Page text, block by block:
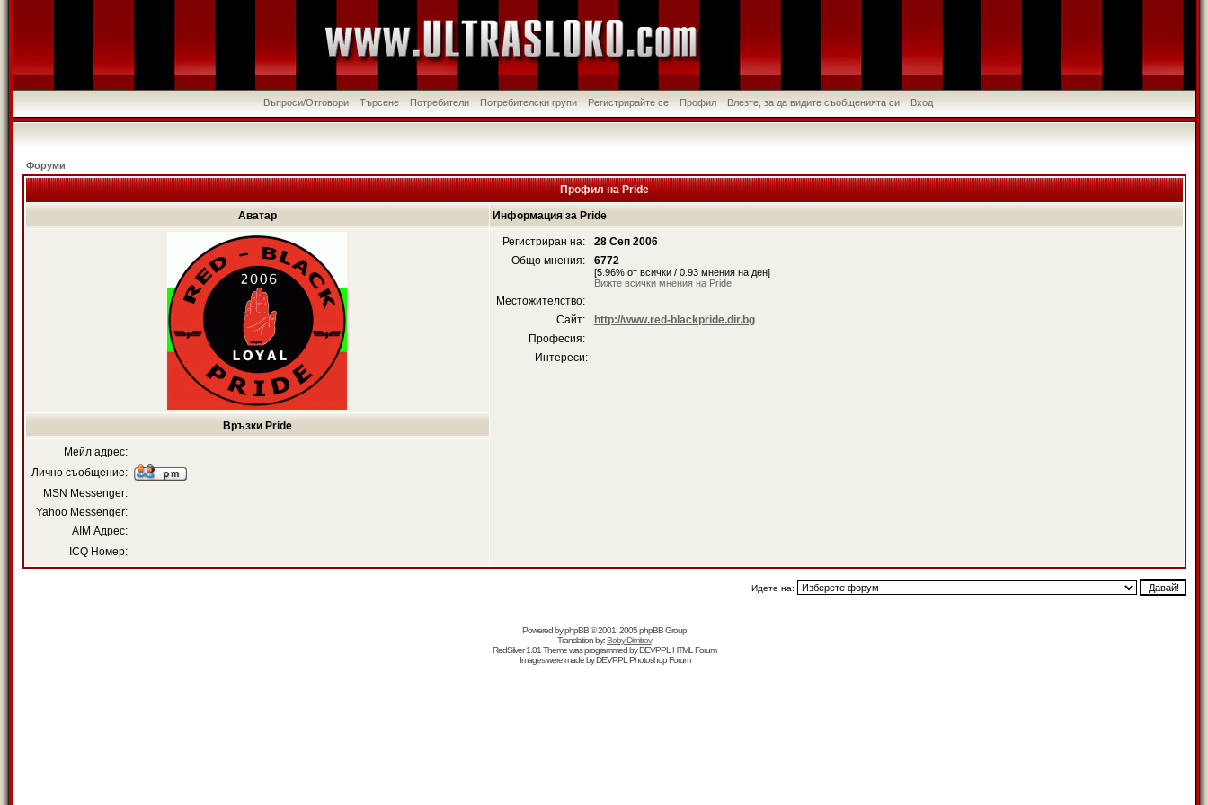
Въпроси/Отговори Търсене Потребители Потребителски групи Регистрирайте се Профил Влезте, за да видите съобщенията си Вход
Форуми
Профил на Pride
Аватар Информация за Pride
Регистриран на:
28 Сеп 2006
Общо мнения:
6772
[5.96% от всички / 0.93 мнения на ден]
Вижте всички мнения на Pride
Местожителство:
Сайт:
http://www.red-blackpride.dir.bg
Професия:
Интереси:
Връзки Pride
Мейл адрес:
Лично съобщение:
MSN Messenger:
Yahoo Messenger:
AIM Адрес:
ICQ Номер:
Идете на:
Powered byphpBB© 2001, 2005 phpBB Group
Translation by:Boby Dimitrov
RedSilver 1.01 Theme was programmed byDEVPPL HTML Forum
Images were made byDEVPPL Photoshop Forum